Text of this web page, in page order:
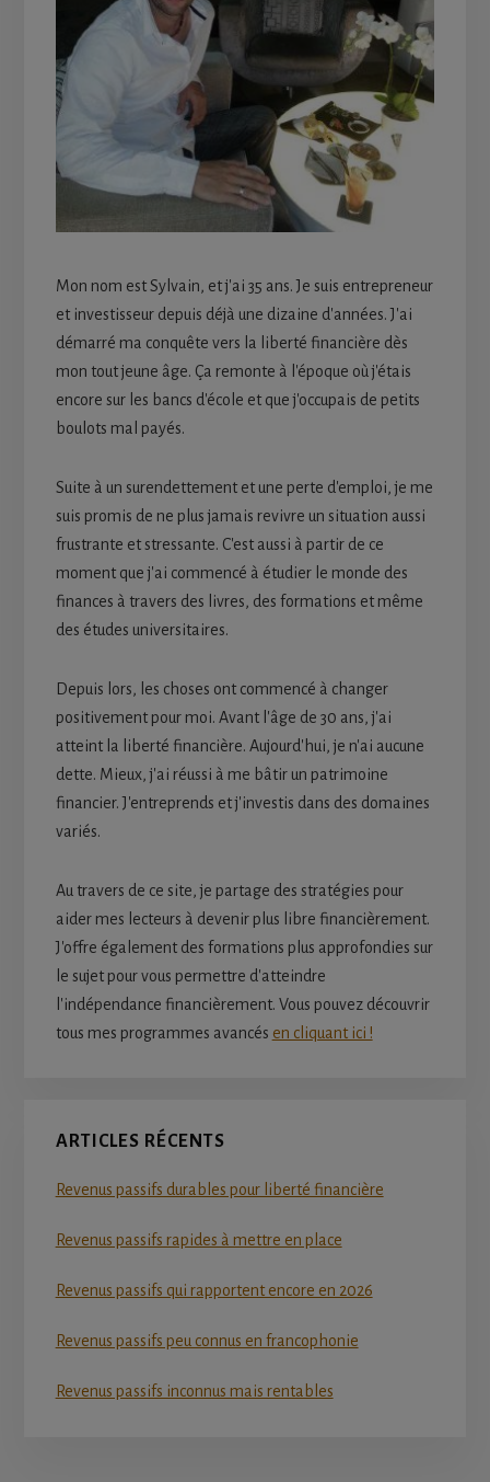
Mon nom est Sylvain, et j'ai 35 ans. Je suis entrepreneur
et investisseur depuis déjà une dizaine d'années. J'ai
démarré ma conquête vers la liberté financière dès
mon tout jeune âge. Ça remonte à l'époque où j'étais
encore sur les bancs d'école et que j'occupais de petits
boulots mal payés.
Suite à un surendettement et une perte d'emploi, je me
suis promis de ne plus jamais revivre un situation aussi
frustrante et stressante. C'est aussi à partir de ce
moment que j'ai commencé à étudier le monde des
finances à travers des livres, des formations et même
des études universitaires.
Depuis lors, les choses ont commencé à changer
positivement pour moi. Avant l'âge de 30 ans, j'ai
atteint la liberté financière. Aujourd'hui, je n'ai aucune
dette. Mieux, j'ai réussi à me bâtir un patrimoine
financier. J'entreprends et j'investis dans des domaines
variés.
Au travers de ce site, je partage des stratégies pour
aider mes lecteurs à devenir plus libre financièrement.
J'offre également des formations plus approfondies sur
le sujet pour vous permettre d'atteindre
l'indépendance financièrement. Vous pouvez découvrir
tous mes programmes avancés en cliquant ici !
ARTICLES RÉCENTS
Revenus passifs durables pour liberté financière
Revenus passifs rapides à mettre en place
Revenus passifs qui rapportent encore en 2026
Revenus passifs peu connus en francophonie
Revenus passifs inconnus mais rentables